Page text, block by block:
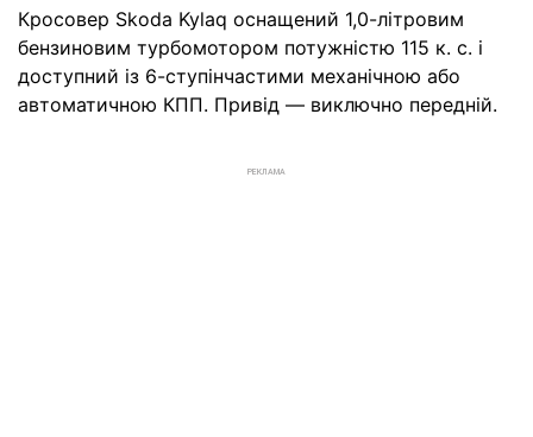
Кросовер Skoda Kylaq оснащений 1,0-літровим
бензиновим турбомотором потужністю 115 к. с. і
доступний із 6-ступінчастими механічною або
автоматичною КПП. Привід — виключно передній.
РЕКЛАМА